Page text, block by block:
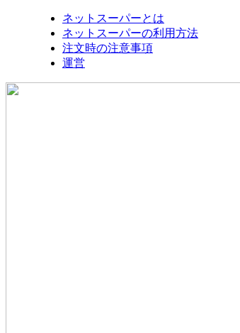
ネットスーパーとは
ネットスーパーの利用方法
注文時の注意事項
運営